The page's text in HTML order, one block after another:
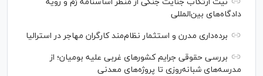
دادگاه‌های بین‌المللی
برده‌داری مدرن و استثمار نظام‌مند کارگران مهاجر در استرالیا
بررسی حقوقی جرایم کشور‌های غربی علیه بومیان؛ از
مدرسه‌های شبانه‌روزی تا پروژه‌های معدنی